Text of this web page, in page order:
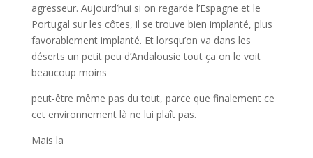
agresseur. Aujourd’hui si on regarde l’Espagne et le
Portugal sur les côtes, il se trouve bien implanté, plus
favorablement implanté. Et lorsqu’on va dans les
déserts un petit peu d’Andalousie tout ça on le voit
beaucoup moins
peut-être même pas du tout, parce que finalement ce
cet environnement là ne lui plaît pas.
Mais la